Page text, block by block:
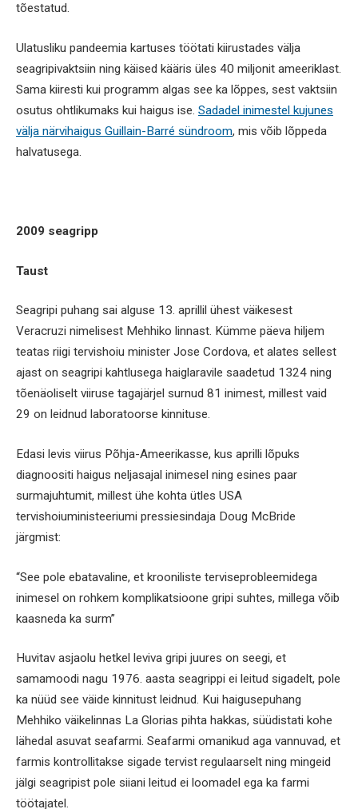
tõestatud.
Ulatusliku pandeemia kartuses töötati kiirustades välja
seagripivaktsiin ning käised kääris üles 40 miljonit ameeriklast.
Sama kiiresti kui programm algas see ka lõppes, sest vaktsiin
osutus ohtlikumaks kui haigus ise. Sadadel inimestel kujunes
välja närvihaigus Guillain-Barré sündroom, mis võib lõppeda
halvatusega.
2009 seagripp
Taust
Seagripi puhang sai alguse 13. aprillil ühest väikesest
Veracruzi nimelisest Mehhiko linnast. Kümme päeva hiljem
teatas riigi tervishoiu minister Jose Cordova, et alates sellest
ajast on seagripi kahtlusega haiglaravile saadetud 1324 ning
tõenäoliselt viiruse tagajärjel surnud 81 inimest, millest vaid
29 on leidnud laboratoorse kinnituse.
Edasi levis viirus Põhja-Ameerikasse, kus aprilli lõpuks
diagnoositi haigus neljasajal inimesel ning esines paar
surmajuhtumit, millest ühe kohta ütles USA
tervishoiuministeeriumi pressiesindaja Doug McBride
järgmist:
“See pole ebatavaline, et krooniliste terviseprobleemidega
inimesel on rohkem komplikatsioone gripi suhtes, millega võib
kaasneda ka surm”
Huvitav asjaolu hetkel leviva gripi juures on seegi, et
samamoodi nagu 1976. aasta seagrippi ei leitud sigadelt, pole
ka nüüd see väide kinnitust leidnud. Kui haigusepuhang
Mehhiko väikelinnas La Glorias pihta hakkas, süüdistati kohe
lähedal asuvat seafarmi. Seafarmi omanikud aga vannuvad, et
farmis kontrollitakse sigade tervist regulaarselt ning mingeid
jälgi seagripist pole siiani leitud ei loomadel ega ka farmi
töötajatel.